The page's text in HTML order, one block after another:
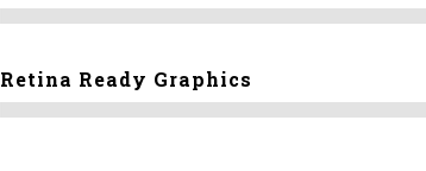
Retina Ready Graphics